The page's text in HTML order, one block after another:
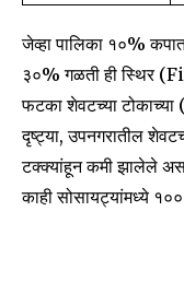
जेव्हा पालिका १०%
३०% गळती ही स्थिर
फटका शेवटच्या
दृष्ट्या, उपनगरातील
टक्क्यांहून कमी झालेले
काही सोसायट्यांमध्ये